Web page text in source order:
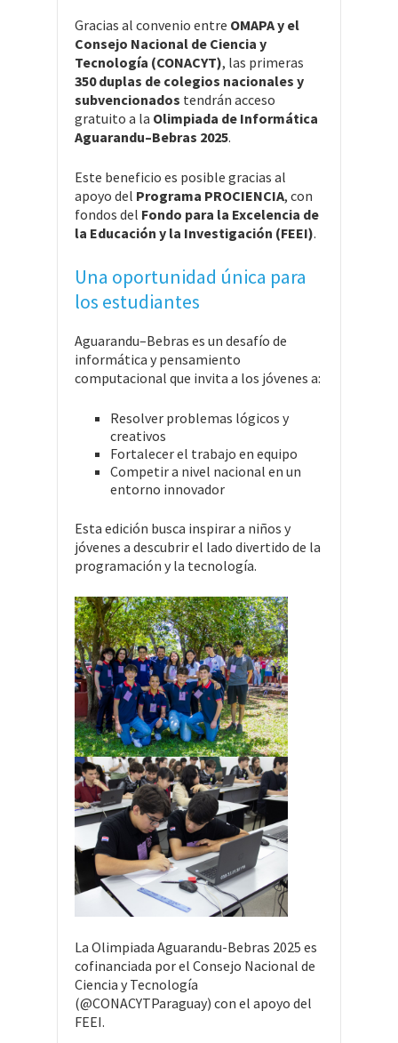
Gracias al convenio entre OMAPA y el
Consejo Nacional de Ciencia y
Tecnología (CONACYT), las primeras
350 duplas de colegios nacionales y
subvencionados tendrán acceso
gratuito a la Olimpiada de Informática
Aguarandu–Bebras 2025.
Este beneficio es posible gracias al
apoyo del Programa PROCIENCIA, con
fondos del Fondo para la Excelencia de
la Educación y la Investigación (FEEI).
Una oportunidad única para
los estudiantes
Aguarandu–Bebras es un desafío de
informática y pensamiento
computacional que invita a los jóvenes a:
Resolver problemas lógicos y
creativos
Fortalecer el trabajo en equipo
Competir a nivel nacional en un
entorno innovador
Esta edición busca inspirar a niños y
jóvenes a descubrir el lado divertido de la
programación y la tecnología.
La Olimpiada Aguarandu-Bebras 2025 es
cofinanciada por el Consejo Nacional de
Ciencia y Tecnología
(@CONACYTParaguay) con el apoyo del
FEEI.